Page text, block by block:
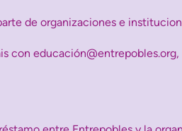
de organizaciones e
con